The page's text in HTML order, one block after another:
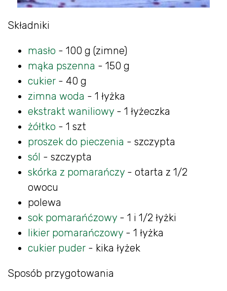
Składniki
masło - 100 g (zimne)
mąka pszenna - 150 g
cukier - 40 g
zimna woda - 1 łyżka
ekstrakt waniliowy - 1 łyżeczka
żółtko - 1 szt
proszek do pieczenia - szczypta
sól - szczypta
skórka z pomarańczy - otarta z 1/2
owocu
polewa
sok pomarańćzowy - 1 i 1/2 łyżki
likier pomarańczowy - 1 łyżka
cukier puder - kika łyżek
Sposób przygotowania